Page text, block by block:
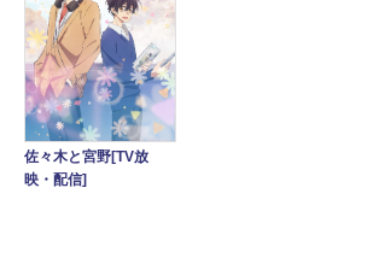
佐々木と宮野[TV放
映・配信]